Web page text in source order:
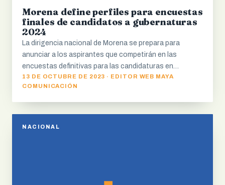
Morena define perfiles para encuestas
finales de candidatos a gubernaturas
2024
La dirigencia nacional de Morena se prepara para
anunciar a los aspirantes que competirán en las
encuestas definitivas para las candidaturas en…
13 DE OCTUBRE DE 2023 · EDITOR WEB MAYA
COMUNICACIÓN
NACIONAL